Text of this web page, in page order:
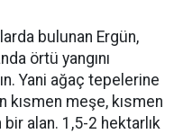
bulunan Ergün,
örtü yangını
Yani ağaç tepelerine
kısmen meşe, kısmen
bir alan. 1,5-2 hektarlık